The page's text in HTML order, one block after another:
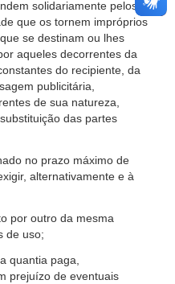
solidariamente pelos
que os tornem impróprios
se destinam ou lhes
aqueles decorrentes da
do recipiente, da
publicitária,
de sua natureza,
das partes
no prazo máximo de
alternativamente e à
por outro da mesma
de uso;
quantia paga,
prejuízo de eventuais